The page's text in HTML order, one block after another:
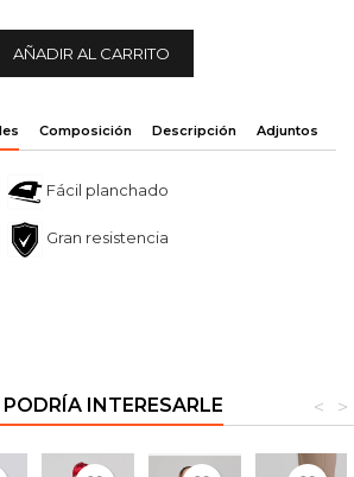
AÑADIR AL CARRITO
Composición Descripción Adjuntos
Fácil planchado
Gran resistencia
INTERESARLE >
<